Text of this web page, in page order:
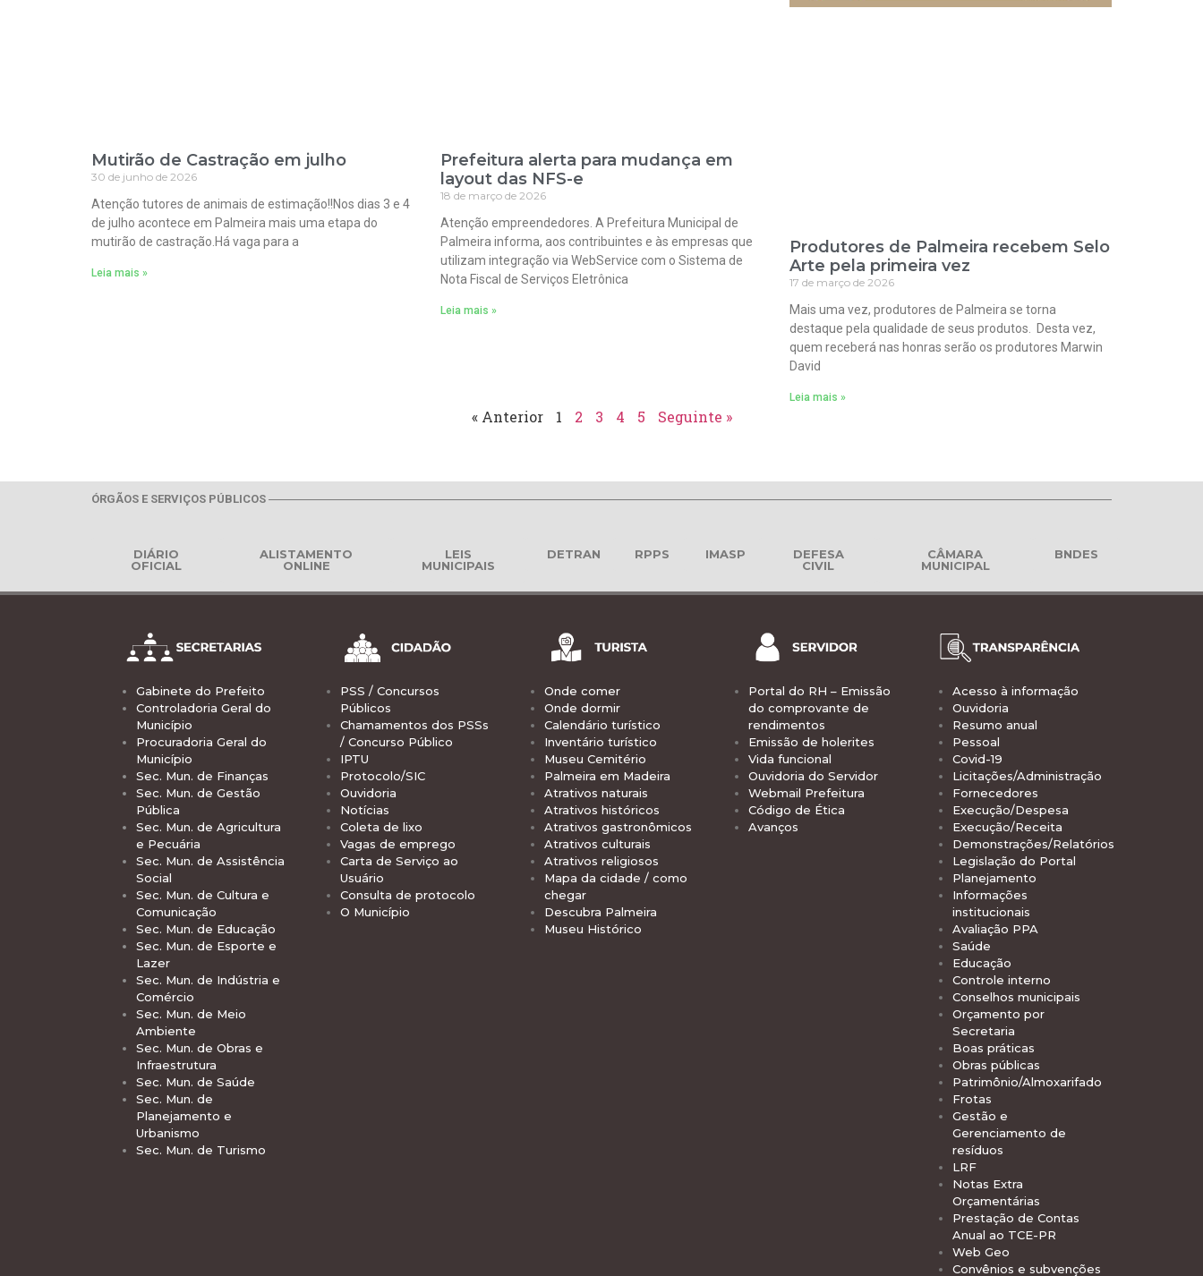
Mutirão de Castração em julho
30 de junho de 2026
Atenção tutores de animais de estimação!!Nos dias 3 e 4
de julho acontece em Palmeira mais uma etapa do
mutirão de castração.Há vaga para a
Leia mais »
Prefeitura alerta para mudança em
layout das NFS-e
18 de março de 2026
Atenção empreendedores. A Prefeitura Municipal de
Palmeira informa, aos contribuintes e às empresas que
utilizam integração via WebService com o Sistema de
Nota Fiscal de Serviços Eletrônica
Leia mais »
Produtores de Palmeira recebem Selo
Arte pela primeira vez
17 de março de 2026
Mais uma vez, produtores de Palmeira se torna
destaque pela qualidade de seus produtos. Desta vez,
quem receberá nas honras serão os produtores Marwin
David
Leia mais »
« Anterior 1 2 3 4 5 Seguinte »
ÓRGÃOS E SERVIÇOS PÚBLICOS
DIÁRIO
OFICIAL
ALISTAMENTO
ONLINE
LEIS
MUNICIPAIS
DETRAN RPPS IMASP
DEFESA
CIVIL
CÂMARA
MUNICIPAL
BNDES
Gabinete do Prefeito
Controladoria Geral do
Município
Procuradoria Geral do
Município
Sec. Mun. de Finanças
Sec. Mun. de Gestão
Pública
Sec. Mun. de Agricultura
e Pecuária
Sec. Mun. de Assistência
Social
Sec. Mun. de Cultura e
Comunicação
Sec. Mun. de Educação
Sec. Mun. de Esporte e
Lazer
Sec. Mun. de Indústria e
Comércio
Sec. Mun. de Meio
Ambiente
Sec. Mun. de Obras e
Infraestrutura
Sec. Mun. de Saúde
Sec. Mun. de
Planejamento e
Urbanismo
Sec. Mun. de Turismo
PSS / Concursos
Públicos
Chamamentos dos PSSs
/ Concurso Público
IPTU
Protocolo/SIC
Ouvidoria
Notícias
Coleta de lixo
Vagas de emprego
Carta de Serviço ao
Usuário
Consulta de protocolo
O Município
Onde comer
Onde dormir
Calendário turístico
Inventário turístico
Museu Cemitério
Palmeira em Madeira
Atrativos naturais
Atrativos históricos
Atrativos gastronômicos
Atrativos culturais
Atrativos religiosos
Mapa da cidade / como
chegar
Descubra Palmeira
Museu Histórico
Portal do RH – Emissão
do comprovante de
rendimentos
Emissão de holerites
Vida funcional
Ouvidoria do Servidor
Webmail Prefeitura
Código de Ética
Avanços
Acesso à informação
Ouvidoria
Resumo anual
Pessoal
Covid-19
Licitações/Administração
Fornecedores
Execução/Despesa
Execução/Receita
Demonstrações/Relatórios
Legislação do Portal
Planejamento
Informações
institucionais
Avaliação PPA
Saúde
Educação
Controle interno
Conselhos municipais
Orçamento por
Secretaria
Boas práticas
Obras públicas
Patrimônio/Almoxarifado
Frotas
Gestão e
Gerenciamento de
resíduos
LRF
Notas Extra
Orçamentárias
Prestação de Contas
Anual ao TCE-PR
Web Geo
Convênios e subvenções